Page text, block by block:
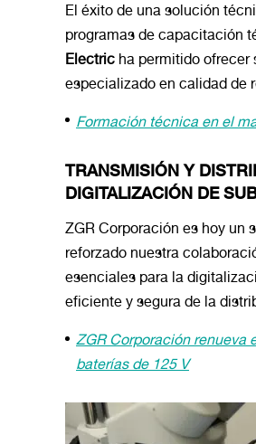
El éxito de una solución
programas de capacitación
Electric ha permitido ofrecer
especializado en calidad de
Formación técnica en el
TRANSMISIÓN Y
DIGITALIZACIÓN DE
ZGR Corporación es hoy un
reforzado nuestra
esenciales para la
eficiente y segura de la
ZGR Corporación renueva
baterías de 125 V